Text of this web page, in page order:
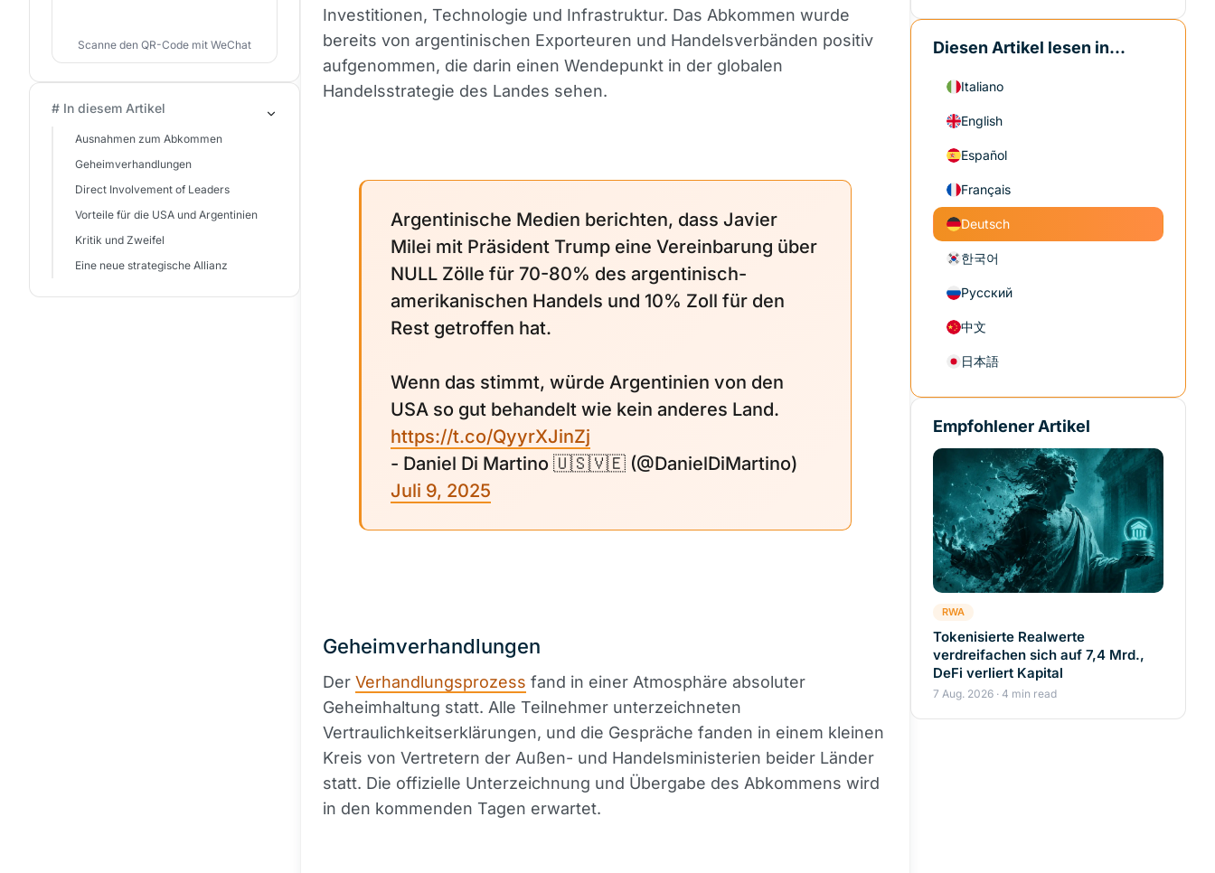
Investitionen, Technologie und Infrastruktur. Das Abkommen wurde
bereits von argentinischen Exporteuren und Handelsverbänden positiv
aufgenommen, die darin einen Wendepunkt in der globalen
Handelsstrategie des Landes sehen.
Argentinische Medien berichten, dass Javier
Milei mit Präsident Trump eine Vereinbarung über
NULL Zölle für 70-80% des argentinisch-
amerikanischen Handels und 10% Zoll für den
Rest getroffen hat.
Wenn das stimmt, würde Argentinien von den
USA so gut behandelt wie kein anderes Land.
https://t.co/QyyrXJinZj
- Daniel Di Martino 🇺🇸🇻🇪 (@DanielDiMartino)
Juli 9, 2025
Geheimverhandlungen
Der Verhandlungsprozess fand in einer Atmosphäre absoluter
Geheimhaltung statt. Alle Teilnehmer unterzeichneten
Vertraulichkeitserklärungen, und die Gespräche fanden in einem kleinen
Kreis von Vertretern der Außen- und Handelsministerien beider Länder
statt. Die offizielle Unterzeichnung und Übergabe des Abkommens wird
in den kommenden Tagen erwartet.
Scanne den QR-Code mit WeChat
# In diesem Artikel
Ausnahmen zum Abkommen
Geheimverhandlungen
Direct Involvement of Leaders
Vorteile für die USA und Argentinien
Kritik und Zweifel
Eine neue strategische Allianz
Diesen Artikel lesen in...
Italiano
English
Español
Français
Deutsch
한국어
Русский
中文
日本語
Empfohlener Artikel
RWA
Tokenisierte Realwerte
verdreifachen sich auf 7,4 Mrd.,
DeFi verliert Kapital
7 Aug. 2026 · 4 min read